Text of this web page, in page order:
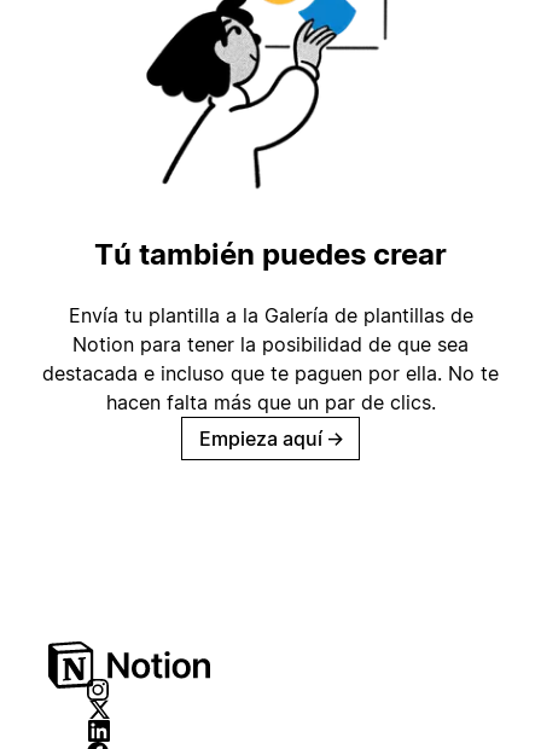
Tú también puedes crear
Envía tu plantilla a la Galería de plantillas de
Notion para tener la posibilidad de que sea
destacada e incluso que te paguen por ella. No te
hacen falta más que un par de clics.
Empieza aquí →